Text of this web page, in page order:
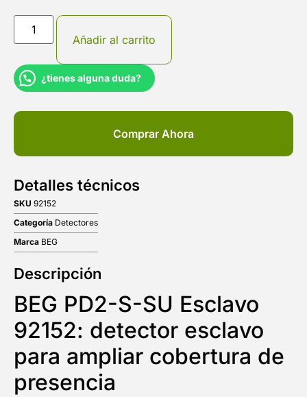
Añadir al carrito
¿tienes alguna duda?
Comprar Ahora
Detalles técnicos
SKU 92152
Categoría Detectores
Marca BEG
Descripción
BEG PD2-S-SU Esclavo
92152: detector esclavo
para ampliar cobertura de
presencia